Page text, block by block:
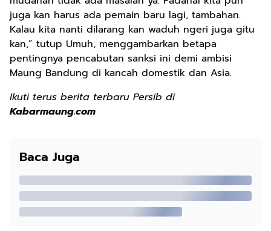
juga kan harus ada pemain baru lagi, tambahan.
Kalau kita nanti dilarang kan waduh ngeri juga gitu
kan,” tutup Umuh, menggambarkan betapa
pentingnya pencabutan sanksi ini demi ambisi
Maung Bandung di kancah domestik dan Asia.
Ikuti terus berita terbaru Persib di
Kabarmaung.com
Baca Juga